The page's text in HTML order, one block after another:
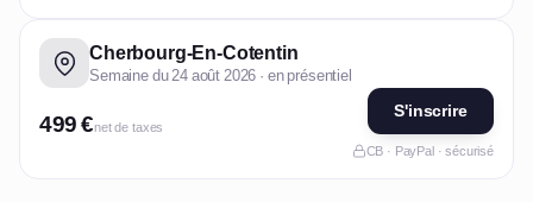
Cherbourg-En-Cotentin
Semaine du 24 août 2026 · en présentiel
499 €net de taxes
S'inscrire
CB · PayPal · sécurisé